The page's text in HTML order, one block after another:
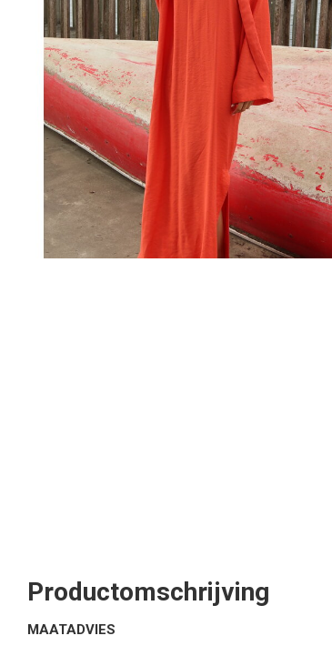
Productomschrijving
MAATADVIES